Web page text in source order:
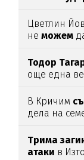
Цветлин
неможем
Тодор
още една
В Кричим
дела на
Трима
атаки в